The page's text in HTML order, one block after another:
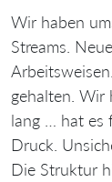
Wir haben
Streams.
gehalten. Wir
lang … hat es
Druck.
Die Struktur